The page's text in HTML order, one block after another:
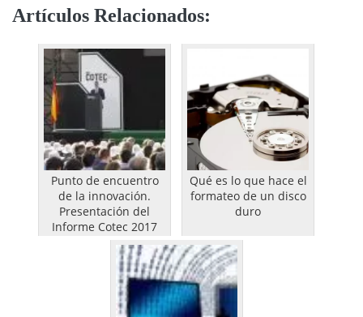
Artículos Relacionados:
Punto de encuentro
de la innovación.
Presentación del
Informe Cotec 2017
Qué es lo que hace el
formateo de un disco
duro